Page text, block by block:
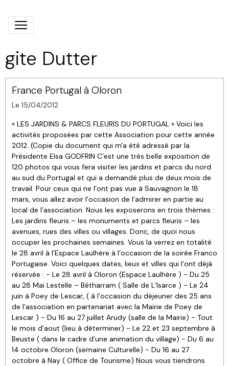
gite Dutter
France Portugal à Oloron
Le 15/04/2012
« LES JARDINS & PARCS FLEURIS DU PORTUGAL » Voici les
activités proposées par cette Association pour cette année
2012. (Copie du document qui m'a été adressé par la
Présidente Elsa GODFRIN C’est une très belle exposition de
120 photos qui vous fera visiter les jardins et parcs du nord
au sud du Portugal et qui a demandé plus de deux mois de
travail. Pour ceux qui ne l’ont pas vue à Sauvagnon le 18
mars, vous allez avoir l’occasion de l’admirer en partie au
local de l’association. Nous les exposerons en trois thèmes :
Les jardins fleuris – les monuments et parcs fleuris – les
avenues, rues des villes ou villages. Donc, de quoi nous
occuper les prochaines semaines. Vous la verrez en totalité
le 28 avril à l’Espace Laulhère à l’occasion de la soirée Franco
Portugaise. Voici quelques dates, lieux et villes qui l’ont déjà
réservée : - Le 28 avril à Oloron (Espace Laulhère ) - Du 25
au 28 Mai Lestelle – Bétharram ( Salle de L’Isarce ) - Le 24
juin à Poey de Lescar, ( à l’occasion du déjeuner des 25 ans
de l’association en partenariat avec la Mairie de Poey de
Lescar ) - Du 16 au 27 juillet Arudy (salle de la Mairie) - Tout
le mois d’aout (lieu à déterminer) - Le 22 et 23 septembre à
Beuste ( dans le cadre d’une animation du village) - Du 6 au
14 octobre Oloron (semaine Culturelle) - Du 16 au 27
octobre à Nay ( Office de Tourisme) Nous vous tiendrons